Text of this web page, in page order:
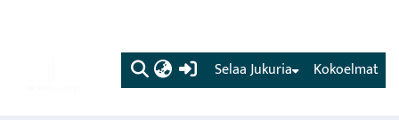
(current) Kokoelmat
Selaa Jukuria